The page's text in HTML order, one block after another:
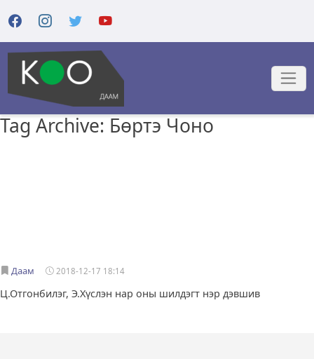
Tag Archive: Бөртэ Чоно
Даам 2018-12-17 18:14
Ц.Отгонбилэг, Э.Хүслэн нар оны шилдэгт нэр дэвшив